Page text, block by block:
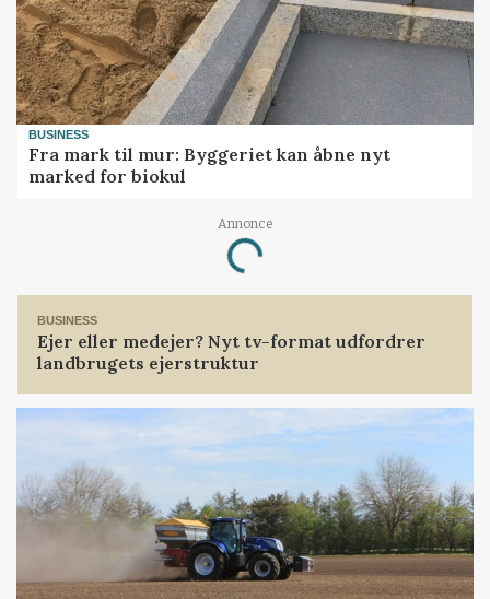
BUSINESS
Fra mark til mur: Byggeriet kan åbne nyt
marked for biokul
Annonce
Loading...
BUSINESS
Ejer eller medejer? Nyt tv-format udfordrer
landbrugets ejerstruktur